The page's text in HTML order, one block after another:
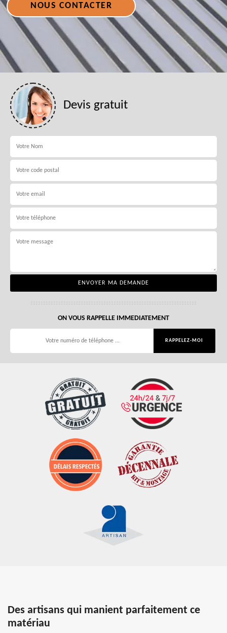
NOUS CONTACTER
Devis gratuit
ON VOUS RAPPELLE IMMEDIATEMENT
Des artisans qui manient parfaitement ce
matériau